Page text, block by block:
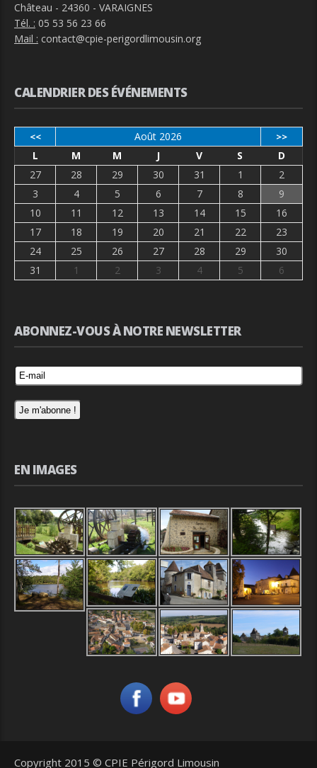
Château - 24360 - VARAIGNES
Tél. : 05 53 56 23 66
Mail : contact@cpie-perigordlimousin.org
CALENDRIER DES ÉVÉNEMENTS
<< Août 2026 >>
L M M J V S
D
27
28 29 30 31 1
2
3
4 5 6 7 8
9
10
11 12 13 14 15
16
17
18 19 20 21 22
23
24
25 26 27 28 29
30
31
1 2 3 4 5 6
ABONNEZ-VOUS À NOTRE NEWSLETTER
EN IMAGES
Copyright 2015 © CPIE Périgord Limousin